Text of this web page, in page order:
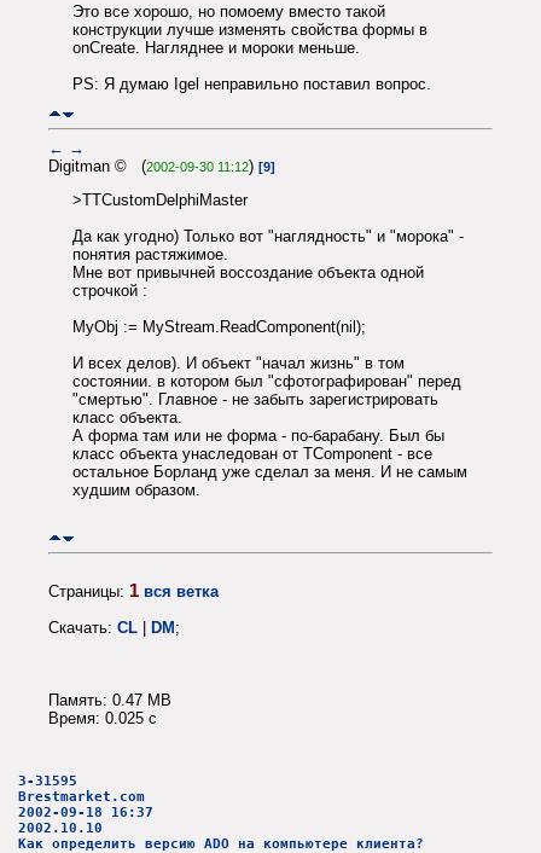
Это все хорошо, но помоему вместо такой
конструкции лучше изменять свойства формы в
onCreate. Нагляднее и мороки меньше.
PS: Я думаю Igel неправильно поставил вопрос.
← →
Digitman © (2002-09-30 11:12) [9]
>TTCustomDelphiMaster
Да как угодно) Только вот "наглядность" и "морока" -
понятия растяжимое.
Мне вот привычней воссоздание объекта одной
строчкой :
MyObj := MyStream.ReadComponent(nil);
И всех делов). И объект "начал жизнь" в том
состоянии. в котором был "сфотографирован" перед
"смертью". Главное - не забыть зарегистрировать
класс объекта.
А форма там или не форма - по-барабану. Был бы
класс объекта унаследован от TComponent - все
остальное Борланд уже сделал за меня. И не самым
худшим образом.
Страницы: 1 вся ветка
Скачать: CL | DM;
Память: 0.47 MB
Время: 0.025 c
3-31595
Brestmarket.com
2002-09-18 16:37
2002.10.10
Как определить версию ADO на компьютере клиента?